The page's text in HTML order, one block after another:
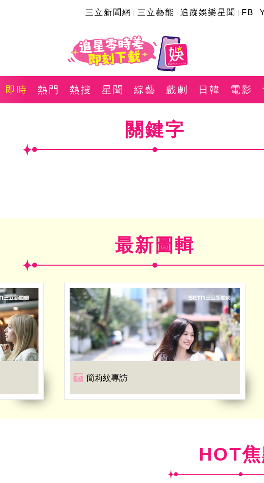
三立新聞網 三立藝能 追蹤娛樂星聞 FB
即時 熱門 熱搜 星聞 綜藝 戲劇 日韓 電影
關鍵字
最新圖輯
簡莉紋專訪
HOT